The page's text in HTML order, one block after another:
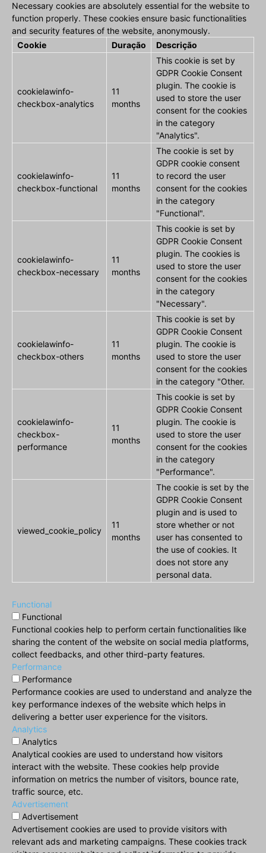
Necessary cookies are absolutely essential for the website to
function properly. These cookies ensure basic functionalities
and security features of the website, anonymously.
Cookie
Duração Descrição
cookielawinfo-
checkbox-analytics
11
months
This cookie is set by
GDPR Cookie Consent
plugin. The cookie is
used to store the user
consent for the cookies
in the category
"Analytics".
cookielawinfo-
checkbox-functional
11
months
The cookie is set by
GDPR cookie consent
to record the user
consent for the cookies
in the category
"Functional".
cookielawinfo-
checkbox-necessary
11
months
This cookie is set by
GDPR Cookie Consent
plugin. The cookies is
used to store the user
consent for the cookies
in the category
"Necessary".
cookielawinfo-
checkbox-others
11
months
This cookie is set by
GDPR Cookie Consent
plugin. The cookie is
used to store the user
consent for the cookies
in the category "Other.
cookielawinfo-
checkbox-
performance
11
months
This cookie is set by
GDPR Cookie Consent
plugin. The cookie is
used to store the user
consent for the cookies
in the category
"Performance".
viewed_cookie_policy
11
months
The cookie is set by the
GDPR Cookie Consent
plugin and is used to
store whether or not
user has consented to
the use of cookies. It
does not store any
personal data.
Functional
Functional
Functional cookies help to perform certain functionalities like
sharing the content of the website on social media platforms,
collect feedbacks, and other third-party features.
Performance
Performance
Performance cookies are used to understand and analyze the
key performance indexes of the website which helps in
delivering a better user experience for the visitors.
Analytics
Analytics
Analytical cookies are used to understand how visitors
interact with the website. These cookies help provide
information on metrics the number of visitors, bounce rate,
traffic source, etc.
Advertisement
Advertisement
Advertisement cookies are used to provide visitors with
relevant ads and marketing campaigns. These cookies track